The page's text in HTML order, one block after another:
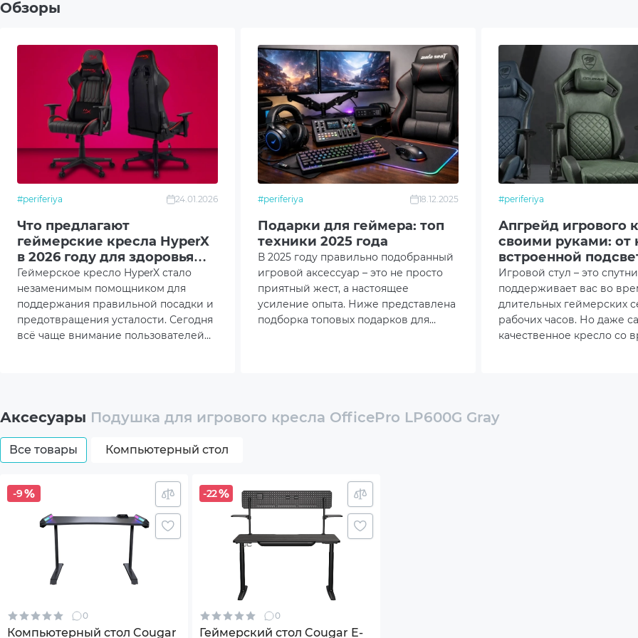
удобные способы оплаты и быструю доставку по всей Украине. У нас вы можете ознакомиться с
к вам в кратчайшие сроки!
Не упустите шанс улучшить комфорт вашего кресла и снизить нагрузку на спину с подушкой
OfficePro LP600G Gray.
Обзоры
#periferiya 24.01.2026
Что предлагают
геймерские кресла HyperX
в 2026 году для здоровья
спины?
Геймерское кресло HyperX стало
незаменимым помощником для
поддержания правильной посадки и
предотвращения усталости. Сегодня
всё чаще внимание пользователей
#periferiya 18.12.2025
Подарки для геймера: топ
техники 2025 года
В 2025 году правильно подобранный
игровой аксессуар – это не просто
приятный жест, а настоящее
усиление опыта. Ниже представлена
подборка топовых подарков для
#periferiya
Апгрейд игрового
своими руками: от
встроенной
Игровой стул – это
поддерживает вас во
длительных геймерских
рабочих часов. Но даже
качественное кресло со
имеющуюся модель.
Аксесуары Подушка для игрового кресла OfficePro LP600G Gray
Все товары Компьютерный стол
-9
0
Компьютерный стол Cougar
-22
0
Геймерский стол Cougar E-